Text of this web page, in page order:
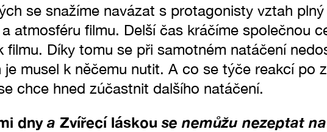
se snažíme navázat s protagonisty vztah
atmosféru filmu. Delší čas kráčíme společnou
filmu. Díky tomu se při samotném natáčení
musel k něčemu nutit. A co se týče reakcí po
chce hned zúčastnit dalšího natáčení.
dnya Zvířecí láskou se nemůžu nezeptat